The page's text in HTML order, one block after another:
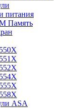
питания
Память
ASA